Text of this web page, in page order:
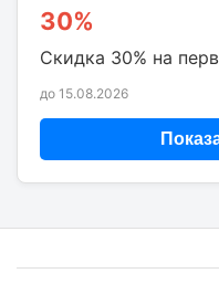
30%
Скидка 30% на
до 15.08.2026